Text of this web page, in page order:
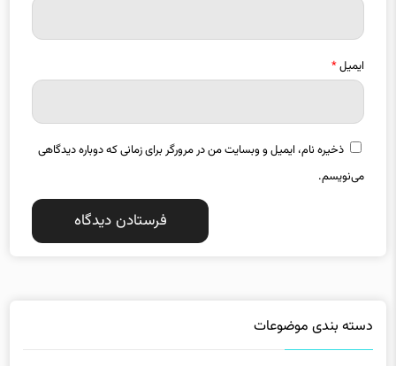
ایمیل*
ذخیره نام، ایمیل و وبسایت من در مرورگر برای زمانی که دوباره دیدگاهی
می‌نویسم.
دسته بندی موضوعات